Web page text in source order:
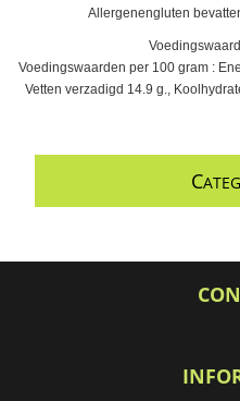
Allergenengluten
Voedingswaarden per 100 gram :
Vetten verzadigd 14.9 g.,
C